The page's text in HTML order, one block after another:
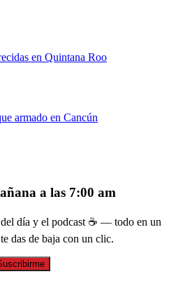
en Quintana Roo
armado en Cancún
a las 7:00 am
día y el podcast ☕ — todo en un
das de baja con un clic.